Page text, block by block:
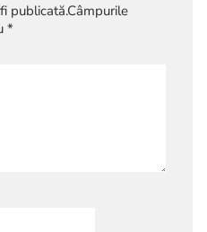
publicată.Câmpurile
*